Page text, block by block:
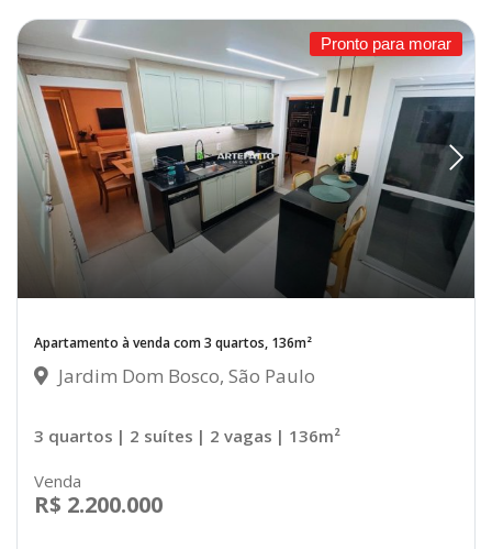
Pronto para morar
Apartamento à venda com 3 quartos, 136m²
Jardim Dom Bosco, São Paulo
3 quartos | 2 suítes | 2 vagas | 136m²
Venda
R$ 2.200.000